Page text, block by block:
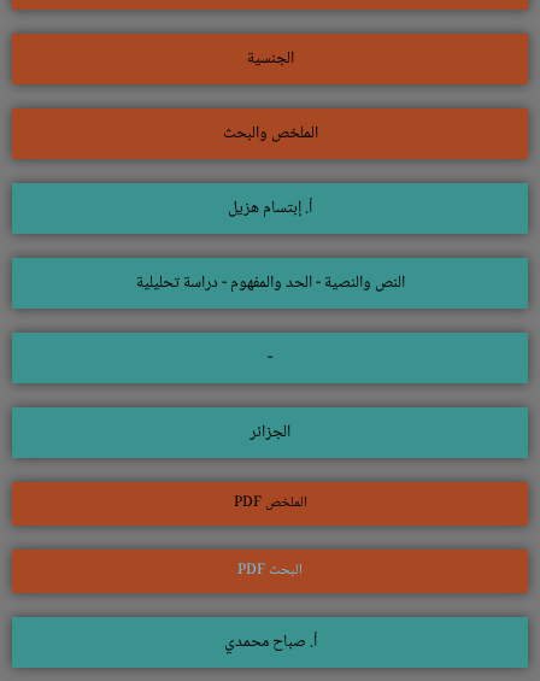
الجنسية
الملخص والبحث
أ. إبتسام هزيل
النص والنصية - الحد والمفهوم - دراسة تحليلية
-
الجزائر
الملخص PDF
البحث PDF
أ. صباح محمدي